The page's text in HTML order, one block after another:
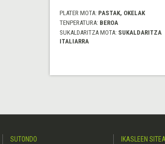
PLATER MOTA: PASTAK, OKELAK
TENPERATURA: BEROA
SUKALDARITZA MOTA: SUKALDARITZA
ITALIARRA
SUTONDO
IKASLEEN SITEA